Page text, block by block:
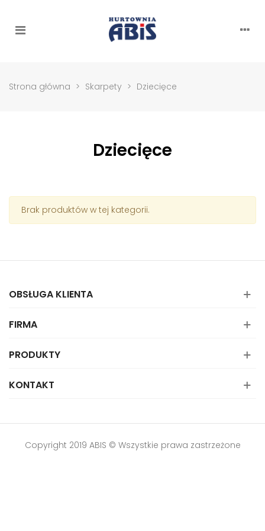
Strona główna > Skarpety > Dziecięce
Dziecięce
Brak produktów w tej kategorii.
OBSŁUGA KLIENTA
FIRMA
PRODUKTY
KONTAKT
Copyright 2019 ABIS © Wszystkie prawa zastrzeżone